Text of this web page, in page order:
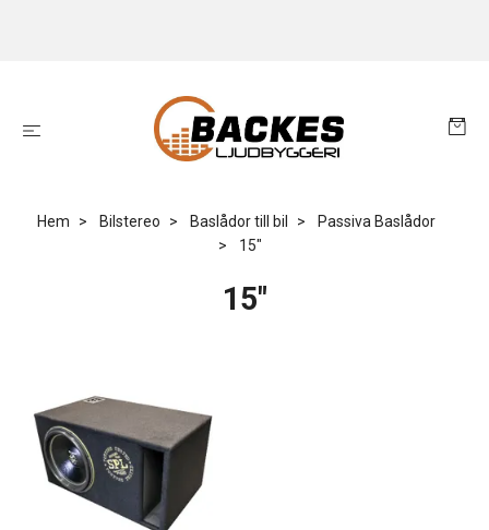
Hem Bilstereo Baslådor till bil
Passiva Baslådor
15"
15"